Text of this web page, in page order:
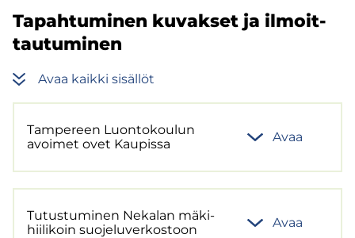
Ta­pah­tu­mi­nen ku­vak­set ja il­moit­
tau­tu­mi­nen
Avaa kaik­ki si­säl­löt
Tam­pe­reen Luon­to­kou­lun
avoi­met ovet Kau­pis­sa
Avaa
Tu­tus­tu­mi­nen Ne­ka­lan mä­ki­
hii­li­koin suo­je­lu­ver­kos­toon
Avaa